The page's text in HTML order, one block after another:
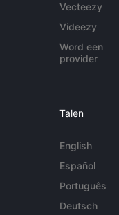
Vecteezy
Videezy
Word een
provider
Talen
English
Español
Português
Deutsch